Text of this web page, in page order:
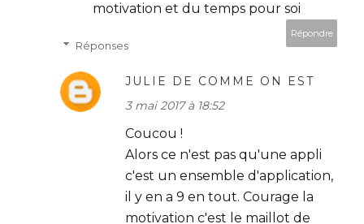
motivation et du temps pour soi
Répondre
Réponses
JULIE DE COMME ON EST
3 mai 2017 à 18:52
Coucou !
Alors ce n'est pas qu'une appli
c'est un ensemble d'application,
il y en a 9 en tout. Courage la
motivation c'est le maillot de